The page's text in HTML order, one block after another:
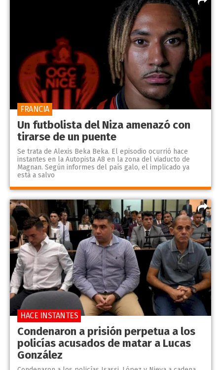
Un futbolista del Niza amenazó con
tirarse de un puente
Se trata de Alexis Beka Beka. El episodio ocurrió hace
instantes en la Autopista A8 en la zona del viaducto de
Magnan. Según informes del país galo, el implicado ya
está a salvo
FRANCIA
Condenaron a prisión perpetua a los
policías acusados de matar a Lucas
González
HACE INSTANTES